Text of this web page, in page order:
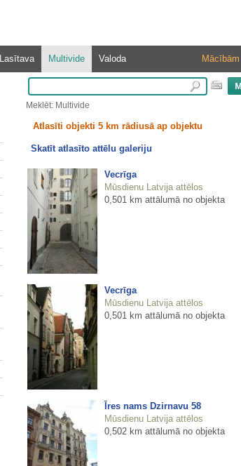
Lasītava Multivide Valoda Mācībām
Meklēt: Multivide
Atlasīti objekti 5 km rādiusā ap objektu
Skatīt atlasīto attēlu galeriju
Vecrīga
Mūsdienu Latvija attēlos
0,501 km attālumā no objekta
Vecrīga
Mūsdienu Latvija attēlos
0,501 km attālumā no objekta
Īres nams Dzirnavu 58
Mūsdienu Latvija attēlos
0,502 km attālumā no objekta